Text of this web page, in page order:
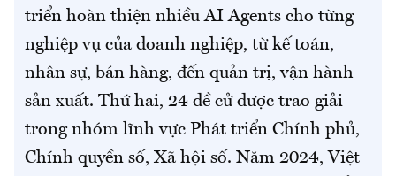
triển hoàn thiện nhiều AI Agents cho từng
nghiệp vụ của doanh nghiệp, từ kế toán,
nhân sự, bán hàng, đến quản trị, vận hành
sản xuất. Thứ hai, 24 đề cử được trao giải
trong nhóm lĩnh vực Phát triển Chính phủ,
Chính quyền số, Xã hội số. Năm 2024, Việt